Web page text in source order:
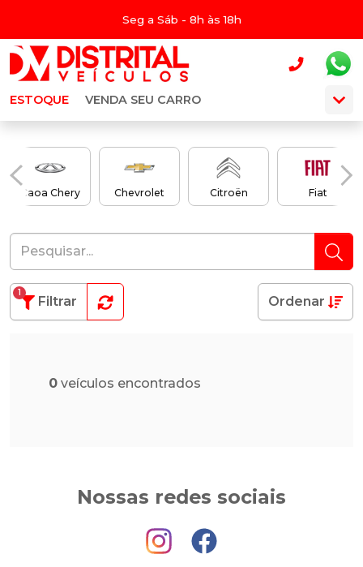
Seg a Sáb - 8h às 18h
ESTOQUE VENDA SEU CARRO
Caoa Chery Chevrolet Citroën Fiat
Filtrar
1
Ordenar
0 veículos encontrados
Nossas redes sociais